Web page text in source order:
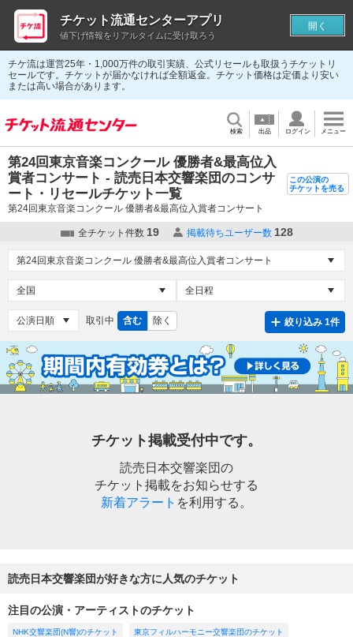
チケ流は運営25年・1,000万件の取引実績、公式リセールも取扱うチケットリ
セールです。チケットが届かなければ全額返金。チケット価格は定価より安い
または高い場合があります。
検索 出品 ログイン メニュー
第24回東京音楽コンクール 優勝者&最高位入
賞者コンサート - 読売日本交響楽団のコンサ
ート・リセールチケット一覧
第24回東京音楽コンクール 優勝者&最高位入賞者コンサート
この公演の
チケットを売る
全チケット件数 19 掲載待ちユーザー数 128
取引中 含む 除く 絞り込み 1件
チケット掲載受付中です。
読売日本交響楽団の
チケット掲載をお知らせする
新着アラート を利用する。
読売日本交響楽団が好きな方に人気のチケット
注目の公演・アーティストのチケット
NHK交響楽団(N響)のチケット 東京フィルハーモニー交響楽団のチケット
チケット流通センターアプリ
値下げ情報をリアルタイムに受け取ろう
開く